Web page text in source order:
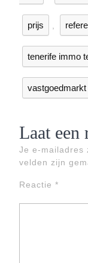
prijs
tenerife immo
vastgoedmarkt
Laat een
Je e-mailadres
velden zijn
Reactie *